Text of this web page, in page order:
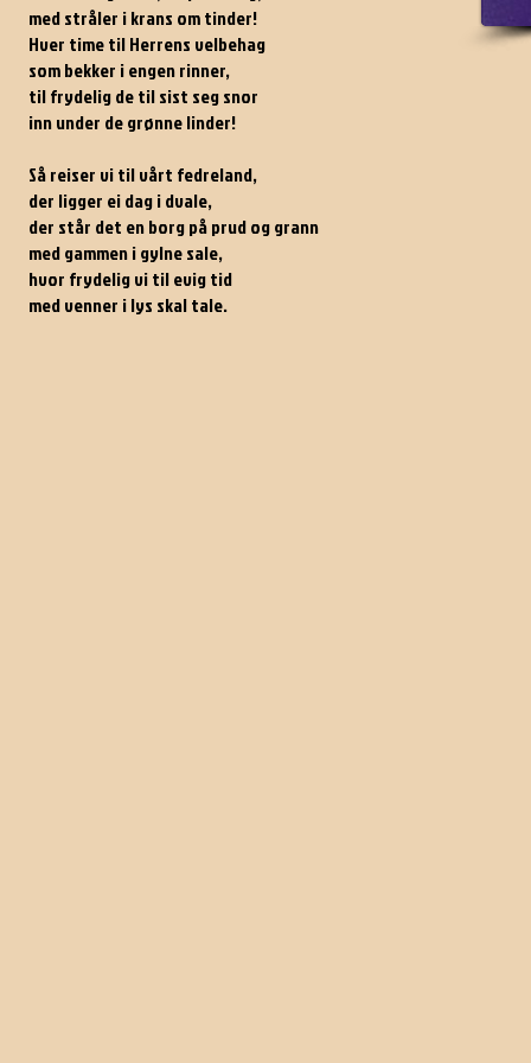
med stråler i krans om tinder!
Hver time til Herrens velbehag
som bekker i engen rinner,
til frydelig de til sist seg snor
inn under de grønne linder!
Så reiser vi til vårt fedreland,
der ligger ei dag i dvale,
der står det en borg på prud og grann
med gammen i gylne sale,
hvor frydelig vi til evig tid
med venner i lys skal tale.